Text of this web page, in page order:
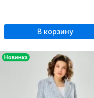
В корзину
Новинка